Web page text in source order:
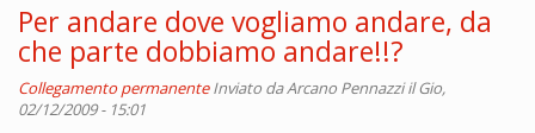
Per andare dove vogliamo andare, da
che parte dobbiamo andare!!?
Collegamento permanente Inviato daArcano Pennazziil Gio,
02/12/2009 - 15:01